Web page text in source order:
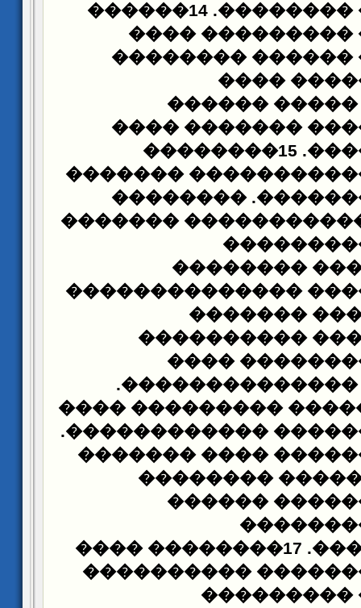
���� ������ ��������. 14������
������
����� �����
�����
����������
�������� �����
������
�������
���� �����
�������
�����
�������� �����
�������
����������
16�������� �����
������������.
������ ���������
������
�������������. 17�������� ����
�����������
����